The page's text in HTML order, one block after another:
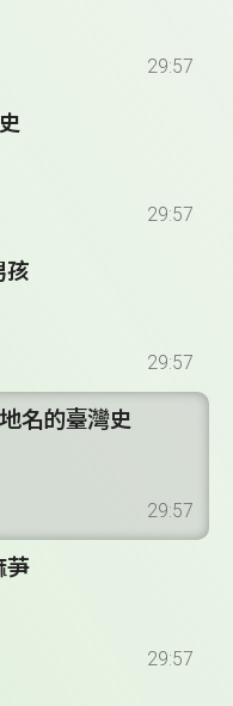
29:57
29:57
孩
29:57
名的臺灣史
29:57
芛
29:57